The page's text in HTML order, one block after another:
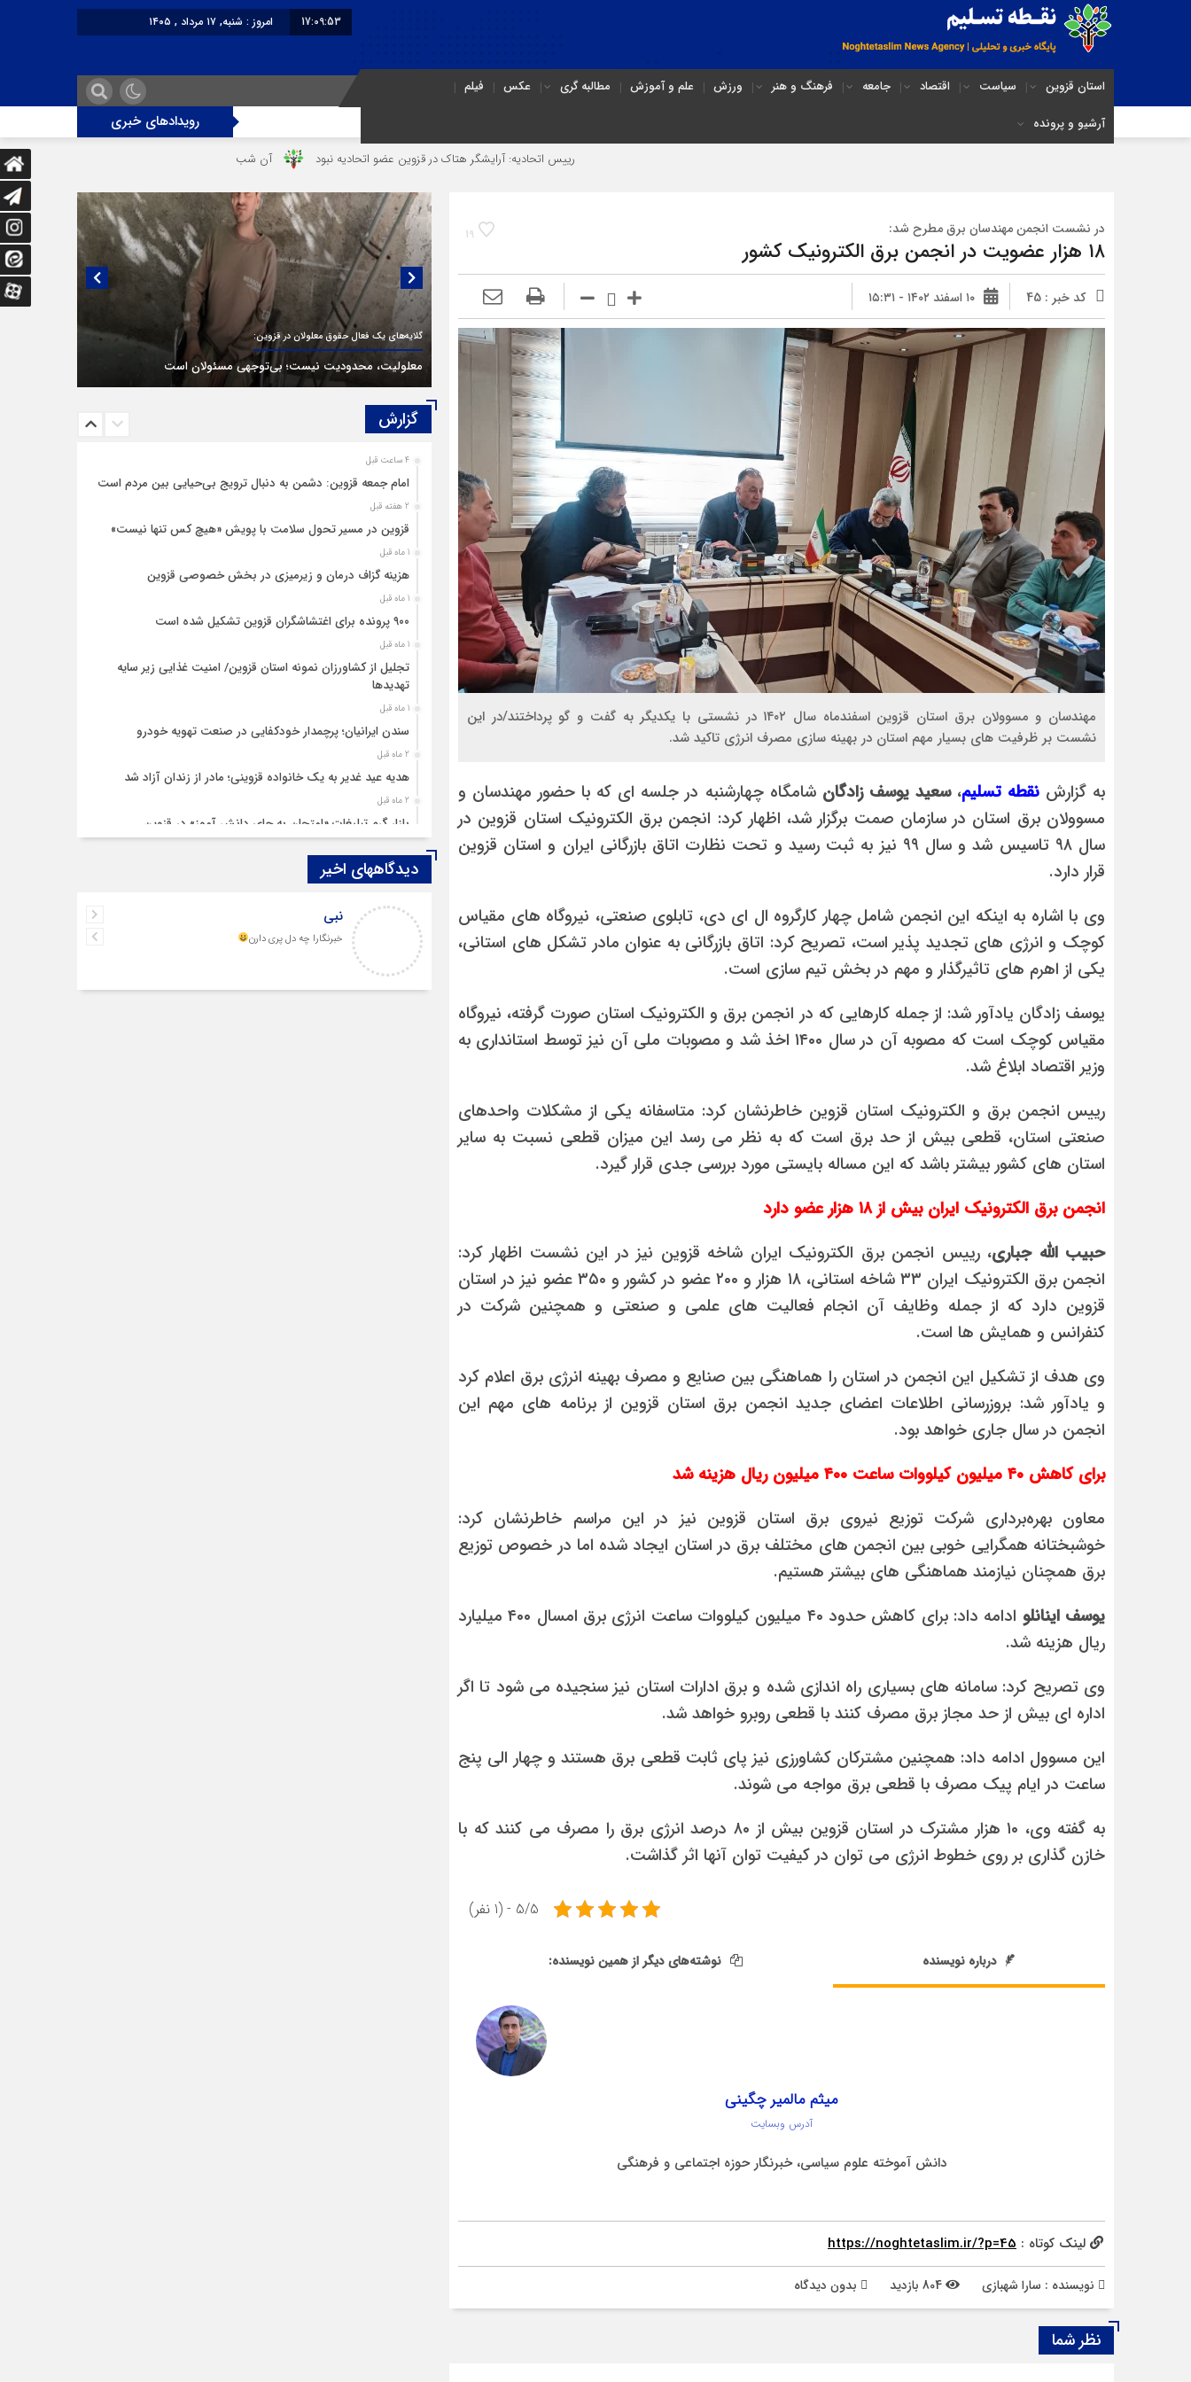
17:09:53
امروز : شنبه, ۱۷ مرداد , ۱۴۰۵
استان قزوین سیاست اقتصاد جامعه فرهنگ و هنر ورزش علم و آموزش مطالبه گری عکس
فیلم
آرشیو و پرونده
رویدادهای خبری
رییس اتحادیه: آرایشگر هتاک در قزوین عضو اتحادیه نبود آن شب وحشتناک در خانه «عصمت» از دندانپزشک قاتل تا قاتل‌
19 در نشست انجمن مهندسان برق مطرح شد:
۱۸ هزار عضویت در انجمن برق الکترونیک کشور
کد خبر : 45 ۱۰ اسفند ۱۴۰۲ - ۱۵:۳۱
مهندسان و مسوولان برق استان قزوین اسفندماه سال ۱۴۰۲ در نشستی با یکدیگر به گفت و گو پرداختند/در این
نشست بر ظرفیت های بسیار مهم استان در بهینه سازی مصرف انرژی تاکید شد.
به گزارشنقطه تسلیم،سعید یوسف زادگان شامگاه چهارشنبه در جلسه ای که با حضور مهندسان و
مسوولان برق استان در سازمان صمت برگزار شد، اظهار کرد: انجمن برق الکترونیک استان قزوین در
سال ۹۸ تاسیس شد و سال ۹۹ نیز به ثبت رسید و تحت نظارت اتاق بازرگانی ایران و استان قزوین
قرار دارد.
وی با اشاره به اینکه این انجمن شامل چهار کارگروه ال ای دی، تابلوی صنعتی، نیروگاه های مقیاس
کوچک و انرژی های تجدید پذیر است، تصریح کرد: اتاق بازرگانی به عنوان مادر تشکل های استانی،
یکی از اهرم های تاثیرگذار و مهم در بخش تیم سازی است.
یوسف زادگان یادآور شد: از جمله کارهایی که در انجمن برق و الکترونیک استان صورت گرفته، نیروگاه
مقیاس کوچک است که مصوبه آن در سال ۱۴۰۰ اخذ شد و مصوبات ملی آن نیز توسط استانداری به
وزیر اقتصاد ابلاغ شد.
رییس انجمن برق و الکترونیک استان قزوین خاطرنشان کرد: متاسفانه یکی از مشکلات واحدهای
صنعتی استان، قطعی بیش از حد برق است که به نظر می رسد این میزان قطعی نسبت به سایر
استان های کشور بیشتر باشد که این مساله بایستی مورد بررسی جدی قرار گیرد.
انجمن برق الکترونیک ایران بیش از۱۸ هزار عضو دارد
حبیب الله جباری، رییس انجمن برق الکترونیک ایران شاخه قزوین نیز در این نشست اظهار کرد:
انجمن برق الکترونیک ایران ۳۳ شاخه استانی، ۱۸ هزار و ۲۰۰ عضو در کشور و ۳۵۰ عضو نیز در استان
قزوین دارد که از جمله وظایف آن انجام فعالیت های علمی و صنعتی و همچنین شرکت در
کنفرانس و همایش ها است.
وی هدف از تشکیل این انجمن در استان را هماهنگی بین صنایع و مصرف بهینه انرژی برق اعلام کرد
و یادآور شد: بروزرسانی اطلاعات اعضای جدید انجمن برق استان قزوین از برنامه های مهم این
انجمن در سال جاری خواهد بود.
برای کاهش ۴۰ میلیون کیلووات ساعت ۴۰۰ میلیون ریال هزینه شد
معاون بهره‌برداری شرکت توزیع نیروی برق استان قزوین نیز در این مراسم خاطرنشان کرد:
خوشبختانه همگرایی خوبی بین انجمن های مختلف برق در استان ایجاد شده اما در خصوص توزیع
برق همچنان نیازمند هماهنگی های بیشتر هستیم.
یوسف اینانلو
ادامه داد: برای کاهش حدود ۴۰ میلیون کیلووات ساعت انرژی برق امسال ۴۰۰ میلیارد
ریال هزینه شد.
وی تصریح کرد: سامانه های بسیاری راه اندازی شده و برق ادارات استان نیز سنجیده می شود تا اگر
اداره ای بیش از حد مجاز برق مصرف کنند با قطعی روبرو خواهد شد.
این مسوول ادامه داد: همچنین مشترکان کشاورزی نیز پای ثابت قطعی برق هستند و چهار الی پنج
ساعت در ایام پیک مصرف با قطعی برق مواجه می شوند.
به گفته وی، ۱۰ هزار مشترک در استان قزوین بیش از ۸۰ درصد انرژی برق را مصرف می کنند که با
خازن گذاری بر روی خطوط انرژی می توان در کیفیت توان آنها اثر گذاشت.
5/5 - (1 نفر)
درباره نویسنده نوشته‌های دیگر از همین نویسنده:
میثم مالمیر چگینی
آدرس وبسایت
دانش آموخته علوم سیاسی، خبرنگار حوزه اجتماعی و فرهنگی
لینک کوتاه : https://noghtetaslim.ir/?p=45
نویسنده : سارا شهبازی بدون دیدگاه
نظر شما
گلایه‌های یک فعال حقوق معلولان در قزوین:
معلولیت، محدودیت نیست؛ بی‌توجهی مسئولان است
گفتگویی منتشر نشده با پروفسور اهرنجانی، صاحب نظریه سه‌ شاخگی
(۳C)
گزارش‌
4 ساعت قبل
امام جمعه قزوین: دشمن به دنبال ترویج بی‌حیایی بین مردم است
2 هفته قبل
قزوین در مسیر تحول سلامت با پویش «هیچ‌ کس تنها نیست»
1 ماه قبل
هزینه‌ گزاف درمان و زیرمیزی در بخش خصوصی قزوین
1 ماه قبل
۹۰۰ پرونده برای اغتشاشگران قزوین تشکیل شده است
1 ماه قبل
تجلیل از کشاورزان نمونه استان قزوین/ امنیت غذایی زیر سایه
تهدیدها
1 ماه قبل
سندن ایرانیان؛ پرچمدار خودکفایی در صنعت تهویه خودرو
2 ماه قبل
هدیه عید غدیر به یک خانواده قزوینی؛ مادر از زندان آزاد شد
2 ماه قبل
بازار گرم تبلیغات «امتحان به جای دانش‌ آموز» در قزوین
قزوین ۱۴۰۴، گام‌هایی در سایه چالش‌ها
چهارشنبه‌ سوری بی‌غوغا
مردم قزوین زیر آوار گرانی مسکن
دیدگاههای اخیر
نبی
خبرنگارا چه دل پری دارن
عبداله
متاسفانه به نظر می‌رسد نویسنده تحلیل، حالی بهتر
از قاتل ندارد با این فرق که قاتل همسر و فرزند خود
عبداله
باسلام مطلبی را تحت
عنوانhttps://s.w.org/images/core/emoji/17.0.2/svg/1f447.svg
اندر حکایت قتل مادر و دختر قزو